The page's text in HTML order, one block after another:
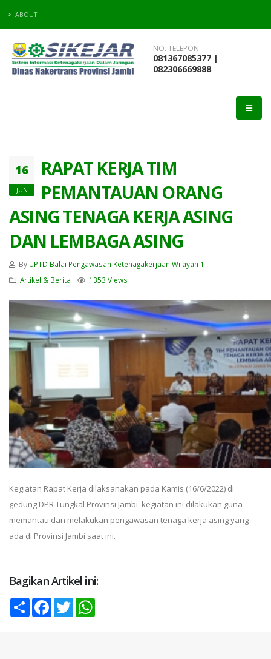
ABOUT
NO. TELEPON
081367085377 |
082306669888
16
JUN
RAPAT KERJA TIM
PEMANTAUAN ORANG
ASING TENAGA KERJA ASING
DAN LEMBAGA ASING
By UPTD Balai Pengawasan Ketenagakerjaan Wilayah 1
Artikel & Berita
1353 Views
Kegiatan Rapat Kerja dilaksanakan pada Kamis (16/6/2022) di
gedung DPR Tungkal Provinsi Jambi. kegiatan ini dilakukan guna
memantau dan melakukan pengawasan tenaga kerja asing yang
ada di Provinsi Jambi saat ini.
Bagikan Artikel ini:
Share Facebook
Twitter